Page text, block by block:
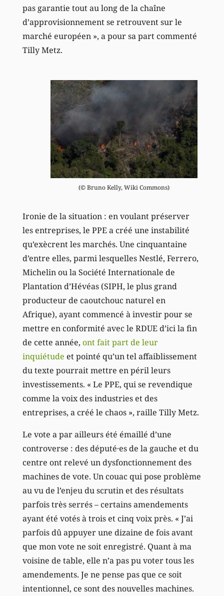
pas garantie tout au long de la chaîne
d’approvisionnement se retrouvent sur le
marché européen », a pour sa part commenté
Tilly Metz.
(© Bruno Kelly, Wiki Commons)
Ironie de la situation : en voulant préserver
les entreprises, le PPE a créé une instabilité
qu’exècrent les marchés. Une cinquantaine
d’entre elles, parmi lesquelles Nestlé, Ferrero,
Michelin ou la Société Internationale de
Plantation d’Hévéas (SIPH, le plus grand
producteur de caoutchouc naturel en
Afrique), ayant commencé à investir pour se
mettre en conformité avec le RDUE d’ici la fin
de cette année, ont fait part de leur
inquiétude et pointé qu’un tel affaiblissement
du texte pourrait mettre en péril leurs
investissements. « Le PPE, qui se revendique
comme la voix des industries et des
entreprises, a créé le chaos », raille Tilly Metz.
Le vote a par ailleurs été émaillé d’une
controverse : des député·es de la gauche et du
centre ont relevé un dysfonctionnement des
machines de vote. Un couac qui pose problème
au vu de l’enjeu du scrutin et des résultats
parfois très serrés – certains amendements
ayant été votés à trois et cinq voix près. « J’ai
parfois dû appuyer une dizaine de fois avant
que mon vote ne soit enregistré. Quant à ma
voisine de table, elle n’a pas pu voter tous les
amendements. Je ne pense pas que ce soit
intentionnel, ce sont des nouvelles machines.